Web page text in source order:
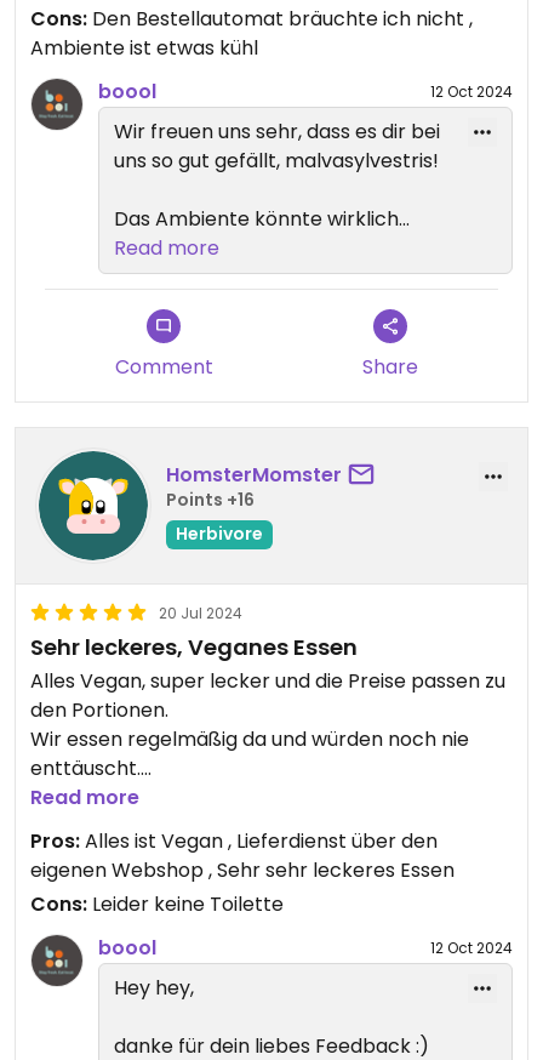
Cons: Den Bestellautomat bräuchte ich nicht ,
Ambiente ist etwas kühl
boool
12 Oct 2024
Wir freuen uns sehr, dass es dir bei
uns so gut gefällt, malvasylvestris!
Das Ambiente könnte wirklich
noch etwas Deko gebrauchen; wir
überlegen uns da mal was 8-l
Read more
Comment Share
HomsterMomster
Points +16
Herbivore
20 Jul 2024
Sehr leckeres, Veganes Essen
Alles Vegan, super lecker und die Preise passen zu
den Portionen.
Wir essen regelmäßig da und würden noch nie
enttäuscht.
Freundliche und kompetente Person
Read more
Pros:Alles ist Vegan , Lieferdienst über den
eigenen Webshop , Sehr sehr leckeres Essen
Cons: Leider keine Toilette
boool
12 Oct 2024
Hey hey,
danke für dein liebes Feedback :)